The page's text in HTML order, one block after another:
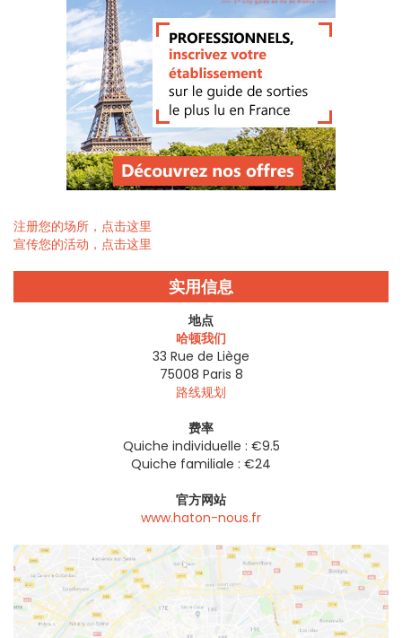
注册您的场所，点击这里
宣传您的活动，点击这里
实用信息
地点
哈顿我们
33 Rue de Liège
75008 Paris 8
路线规划
费率
Quiche individuelle : €9.5
Quiche familiale : €24
官方网站
www.haton-nous.fr